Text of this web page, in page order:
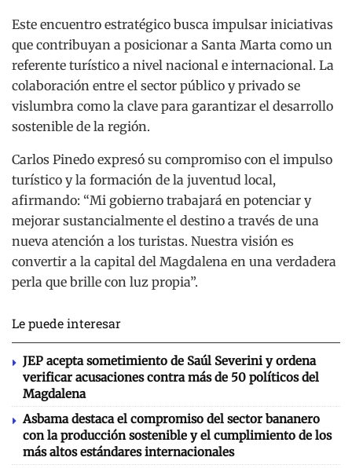
Este encuentro estratégico busca impulsar iniciativas
que contribuyan a posicionar a Santa Marta como un
referente turístico a nivel nacional e internacional. La
colaboración entre el sector público y privado se
vislumbra como la clave para garantizar el desarrollo
sostenible de la región.
Carlos Pinedo expresó su compromiso con el impulso
turístico y la formación de la juventud local,
afirmando: “Mi gobierno trabajará en potenciar y
mejorar sustancialmente el destino a través de una
nueva atención a los turistas. Nuestra visión es
convertir a la capital del Magdalena en una verdadera
perla que brille con luz propia”.
Le puede interesar
JEP acepta sometimiento de Saúl Severini y ordena
verificar acusaciones contra más de 50 políticos del
Magdalena
Asbama destaca el compromiso del sector bananero
con la producción sostenible y el cumplimiento de los
más altos estándares internacionales